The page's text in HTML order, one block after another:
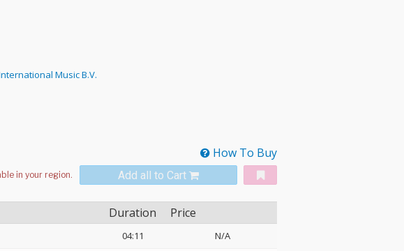
Music B.V.
How To Buy
Add all to Cart
Duration Price
04:11 N/A